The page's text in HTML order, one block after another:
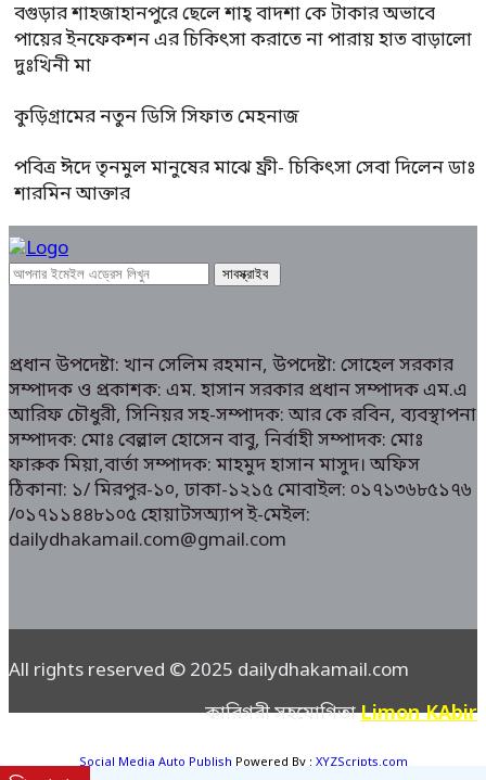
বগুড়ার শাহজাহানপুরে ছেলে শাহ্ বাদশা কে টাকার অভাবে
পায়ের ইনফেকশন এর চিকিৎসা করাতে না পারায় হাত বাড়ালো
দুঃখিনী মা
কুড়িগ্রামের নতুন ডিসি সিফাত মেহনাজ
পবিত্র ঈদে তৃনমুল মানুষের মাঝে ফ্রী- চিকিৎসা সেবা দিলেন ডাঃ
শারমিন আক্তার
প্রধান উপদেষ্টা: খান সেলিম রহমান, উপদেষ্টা: সোহেল সরকার
সম্পাদক ও প্রকাশক: এম. হাসান সরকার প্রধান সম্পাদক এম.এ
আরিফ চৌধুরী, সিনিয়র সহ-সম্পাদক: আর কে রবিন, ব্যবস্থাপনা
সম্পাদক: মোঃ বেল্লাল হোসেন বাবু, নির্বাহী সম্পাদক: মোঃ
ফারুক মিয়া,বার্তা সম্পাদক: মাহমুদ হাসান মাসুদ। অফিস
ঠিকানা: ১/ মিরপুর-১০, ঢাকা-১২১৫ মোবাইল: ০১৭১৩৬৮৫১৭৬
/০১৭১১৪৪৮১০৫ হোয়াটসঅ্যাপ ই-মেইল:
dailydhakamail.com@gmail.com
All rights reserved © 2025 dailydhakamail.com
কারিগরী সহযোগিতাLimon KAbir
Social Media Auto Publish Powered By : XYZScripts.com